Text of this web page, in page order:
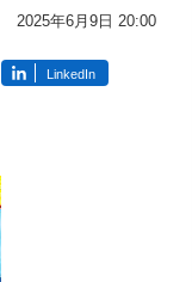
2025年6月9日 20:00
LinkedIn